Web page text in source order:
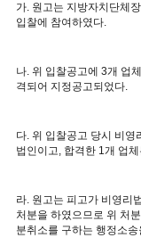
가. 원고는 지방자치단체
입찰에 참여하였다.
나. 위 입찰공고에 3개 업
격되어 지정공고되었다.
다. 위 입찰공고 당시 비영
법인이고, 합격한 1개 업
라. 원고는 피고가 비영리
처분을 하였으므로 위 처
분취소를 구하는 행정소